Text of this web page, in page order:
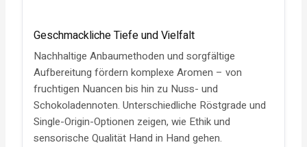
Geschmackliche Tiefe und Vielfalt
Nachhaltige Anbaumethoden und sorgfältige
Aufbereitung fördern komplexe Aromen – von
fruchtigen Nuancen bis hin zu Nuss- und
Schokoladennoten. Unterschiedliche Röstgrade und
Single-Origin-Optionen zeigen, wie Ethik und
sensorische Qualität Hand in Hand gehen.